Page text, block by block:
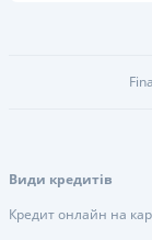
Види кредитів
Кредит онлайн на